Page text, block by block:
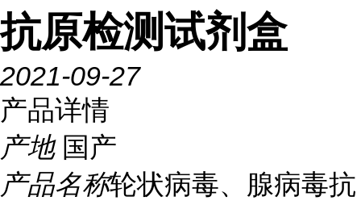
抗原检测试剂盒
2021-09-27
产品详情
产地 国产
产品名称轮状病毒、腺病毒抗